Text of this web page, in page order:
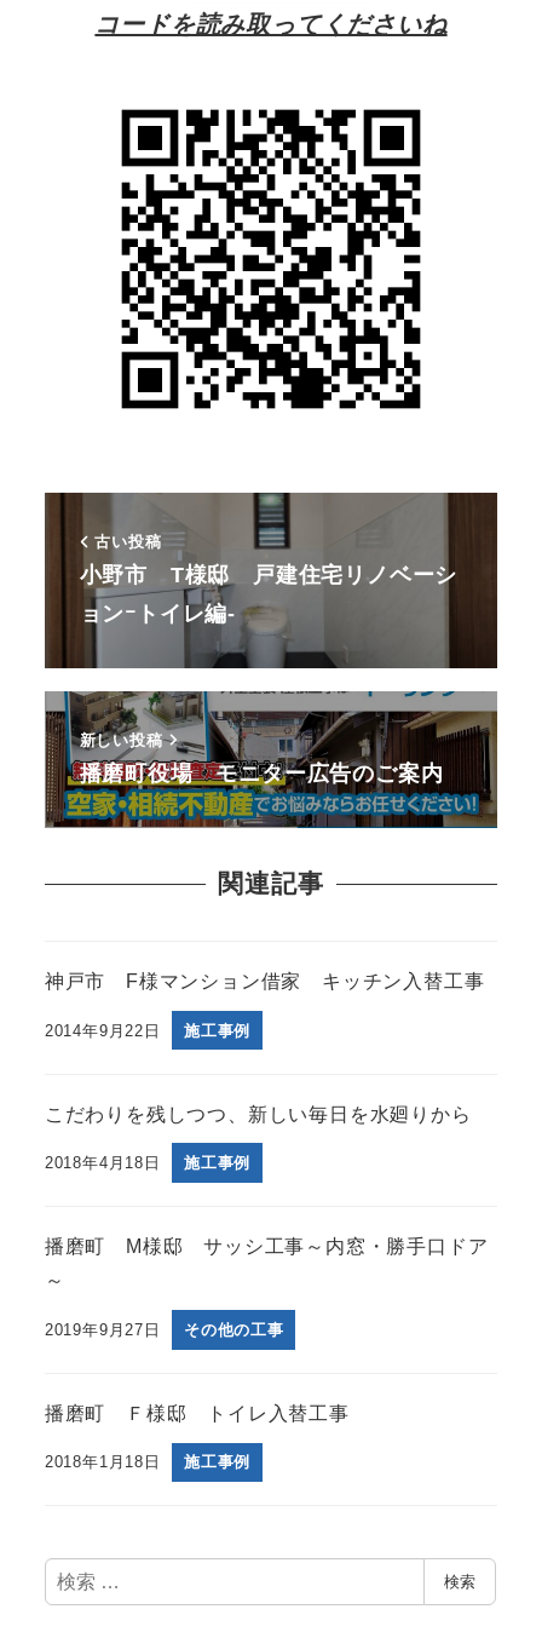
コードを読み取ってくださいね
古い投稿
小野市 T様邸 戸建住宅リノベーシ
ョンｰトイレ編-
新しい投稿
播磨町役場 モニター広告のご案内
関連記事
神戸市 F様マンション借家 キッチン入替工事
2014年9月22日 施工事例
こだわりを残しつつ、新しい毎日を水廻りから
2018年4月18日 施工事例
播磨町 M様邸 サッシ工事～内窓・勝手口ドア
～
2019年9月27日 その他の工事
播磨町 Ｆ様邸 トイレ入替工事
2018年1月18日 施工事例
検
索
検索